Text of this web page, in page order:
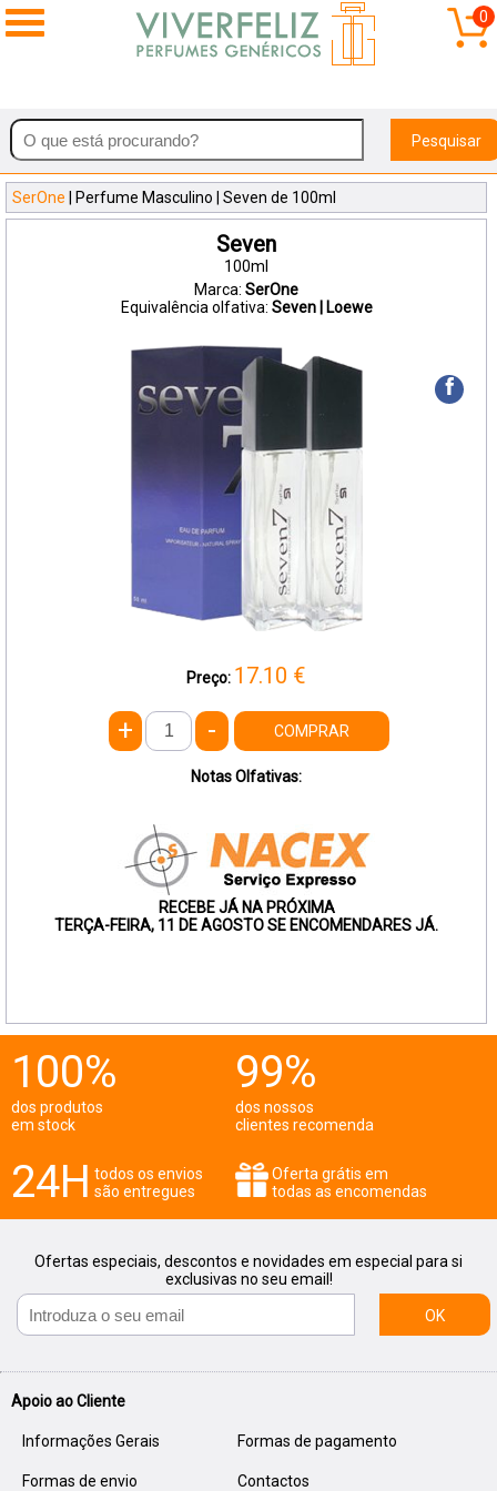
0
Pesquisar
SerOne | Perfume Masculino | Seven de 100ml
Seven
100ml
Marca: SerOne
Equivalência olfativa: Seven | Loewe
Preço: 17.10 €
+ - COMPRAR
Notas Olfativas:
RECEBE JÁ NA PRÓXIMA
TERÇA-FEIRA, 11 DE AGOSTO SE ENCOMENDARES JÁ.
f
100%
dos produtos
em stock
99%
dos nossos
clientes recomenda
24H todos os envios
são entregues
Oferta grátis em
todas as encomendas
Ofertas especiais, descontos e novidades em especial para si
exclusivas no seu email!
OK
Apoio ao Cliente
Informações Gerais Formas de pagamento
Formas de envio Contactos